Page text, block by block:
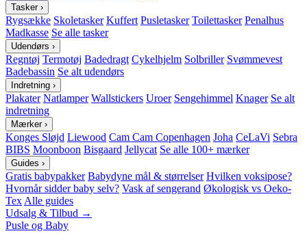
Tasker ›
Rygsække Skoletasker Kuffert Pusletasker Toilettasker Penalhus
Madkasse Se alle tasker
Udendørs ›
Regntøj Termotøj Badedragt Cykelhjelm Solbriller Svømmevest
Badebassin Se alt udendørs
Indretning ›
Plakater Natlamper Wallstickers Uroer Sengehimmel Knager Se alt
indretning
Mærker ›
Konges Sløjd Liewood Cam Cam Copenhagen Joha CeLaVi Sebra
BIBS Moonboon Bisgaard Jellycat Se alle 100+ mærker
Guides ›
Gratis babypakker Babydyne mål & størrelser Hvilken voksipose?
Hvornår sidder baby selv? Vask af sengerand Økologisk vs Oeko-
Tex Alle guides
Udsalg & Tilbud →
Pusle og Baby